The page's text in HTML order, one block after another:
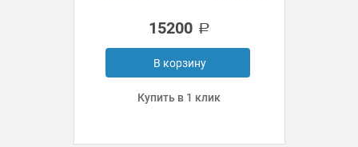
15200
В корзину
Купить в 1 клик